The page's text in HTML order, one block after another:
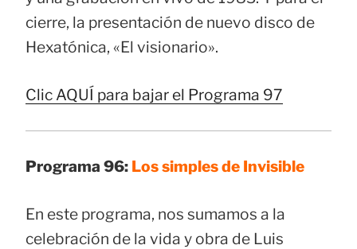
cierre, la presentación de nuevo disco de
Hexatónica, «El visionario».
Clic AQUÍ para bajar el Programa 97
Programa 96: Los simples de Invisible
En este programa, nos sumamos a la
celebración de la vida y obra de Luis